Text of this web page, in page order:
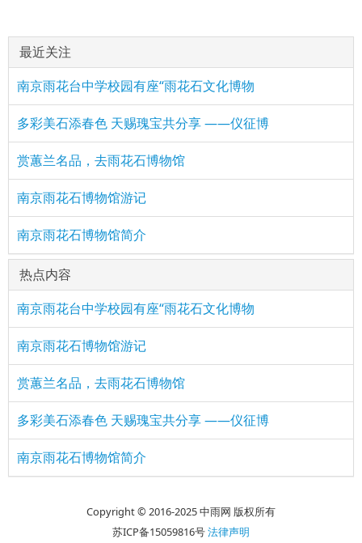
最近关注
南京雨花台中学校园有座“雨花石文化博物
多彩美石添春色 天赐瑰宝共分享 ——仪征博
赏蕙兰名品，去雨花石博物馆
南京雨花石博物馆游记
南京雨花石博物馆简介
热点内容
南京雨花台中学校园有座“雨花石文化博物
南京雨花石博物馆游记
赏蕙兰名品，去雨花石博物馆
多彩美石添春色 天赐瑰宝共分享 ——仪征博
南京雨花石博物馆简介
Copyright © 2016-2025 中雨网 版权所有
苏ICP备15059816号法律声明